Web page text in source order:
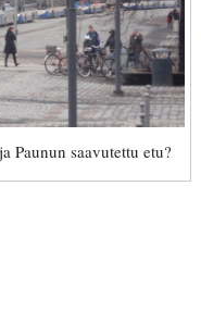
Paunun saavutettu etu?